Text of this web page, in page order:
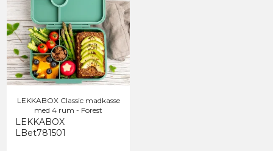
LEKKABOX Classic madkasse
med 4 rum - Forest
LEKKABOX
LBet781501